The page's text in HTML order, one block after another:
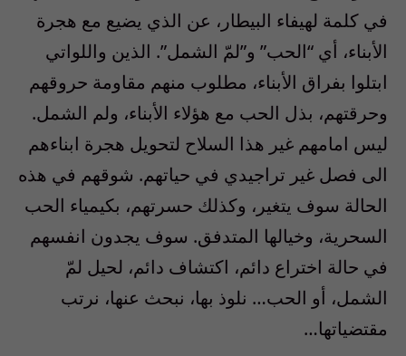
في كلمة لهيفاء البيطار، عن الذي يضيع مع هجرة
الأبناء، أي “الحب” و”لمّ الشمل”. الذين واللواتي
ابتلوا بفراق الأبناء، مطلوب منهم مقاومة حروقهم
وحرقتهم، بذل الحب مع هؤلاء الأبناء، ولم الشمل.
ليس امامهم غير هذا السلاح لتحويل هجرة ابناءهم
الى فصل غير تراجيدي في حياتهم. شوقهم في هذه
الحالة سوف يتغير، وكذلك حسرتهم، بكيمياء الحب
السحرية، وخيالها المتدفق. سوف يجدون انفسهم
في حالة اختراع دائم، اكتشاف دائم، لحيل لمّ
الشمل، أو الحب… نلوذ بها، نبحث عنها، نرتب
مقتضياتها…